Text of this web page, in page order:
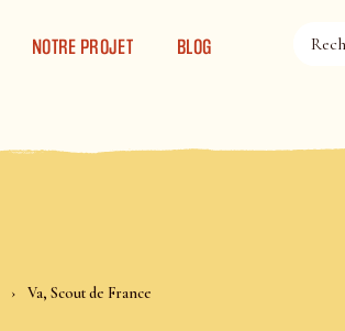
NOTRE PROJET BLOG
Va, Scout de France